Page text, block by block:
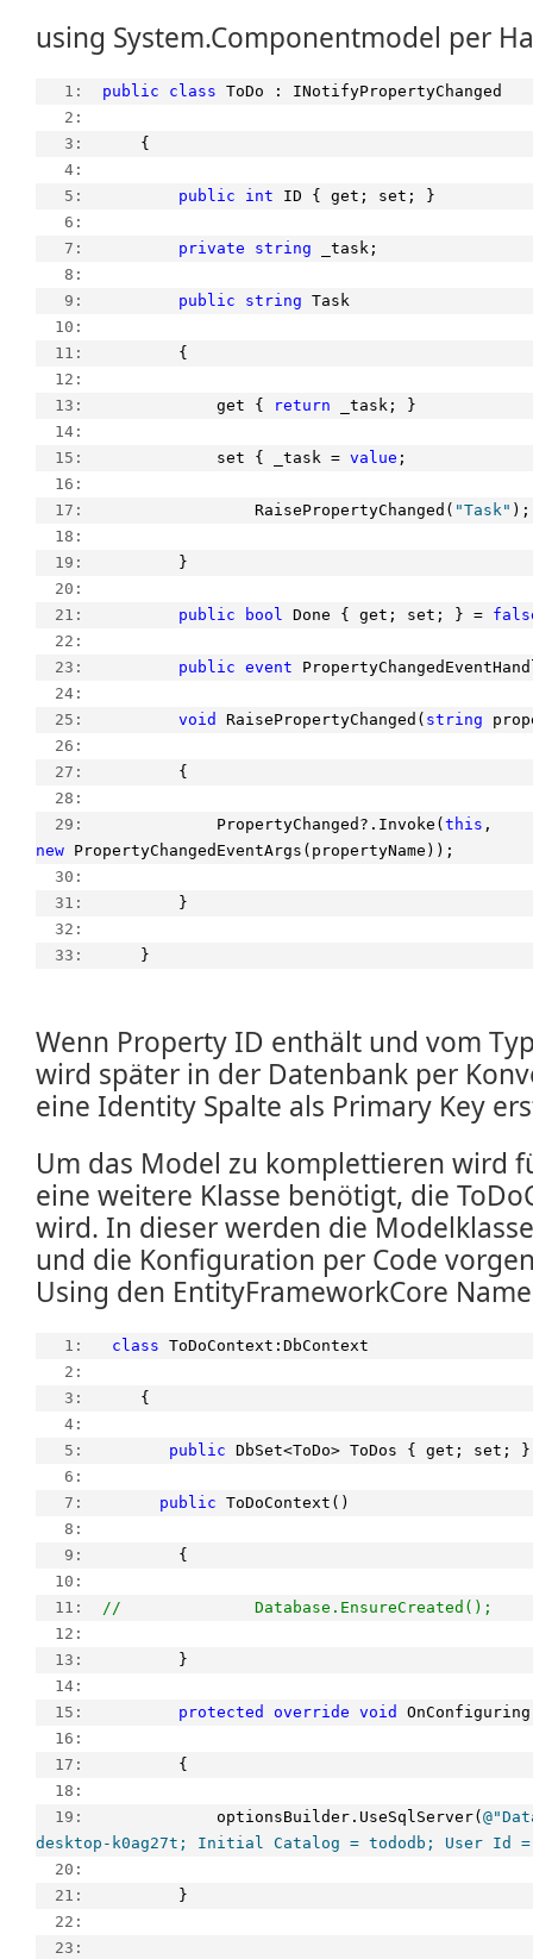
using System.Componentmodel per
   1:
public class ToDo : INotifyPropertyChanged
   2:
   3:
    {
   4:
   5:
public int ID { get; set; }
   6:
   7:
private string _task;
   8:
   9:
public string Task
  10:
  11:
        {
  12:
  13:
            get {
return _task; }
  14:
  15:
            set { _task =
value ;
  16:
  17:
                RaisePropertyChanged(
"Task"
  18:
  19:
        }
  20:
  21:
public bool Done { get; set; } =
  22:
  23:
public event
  24:
  25:
void RaisePropertyChanged( string
  26:
  27:
        {
  28:
  29:
            PropertyChanged?.Invoke(
this ,
new PropertyChangedEventArgs(propertyName));
  30:
  31:
        }
  32:
  33:
    }
Wenn Property ID enthält und vom
wird später in der Datenbank per
eine Identity Spalte als Primary Key
Um das Model zu komplettieren wird
eine weitere Klasse benötigt, die
wird. In dieser werden die
und die Konfiguration per Code
Using den EntityFrameworkCore
   1:
class ToDoContext:DbContext
   2:
   3:
    {
   4:
   5:
public DbSet<ToDo> ToDos { get; set; }
   6:
   7:
public ToDoContext()
   8:
   9:
        {
  10:
  11:
//              Database.EnsureCreated();
  12:
  13:
        }
  14:
  15:
protected override void
  16:
  17:
        {
  18:
  19:
            optionsBuilder.UseSqlServer(
desktop-k0ag27t; Initial Catalog = tododb; User Id
  20:
  21:
        }
  22:
  23: